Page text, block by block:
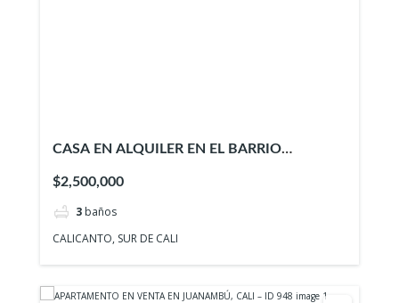
CASA EN ALQUILER EN EL BARRIO
$2,500,000
3 baños
CALICANTO, SUR DE CALI